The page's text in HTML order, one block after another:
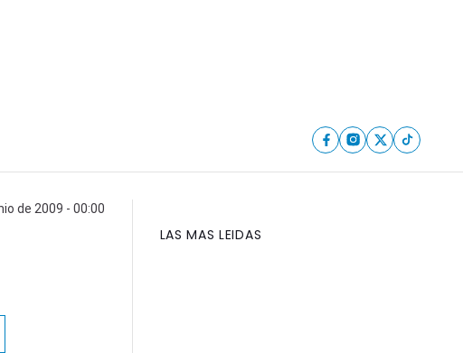
de 2009 - 00:00
LAS MAS LEIDAS